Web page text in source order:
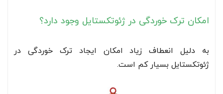
امکان ترک خوردگی در ژئوتکستایل وجود دارد؟
به دلیل انعطاف زیاد امکان ایجاد ترک خوردگی در
ژئوتکستایل بسیار کم است.